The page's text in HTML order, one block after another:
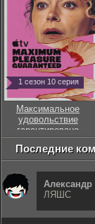
1 сезон 10 серия
Максимальное
удовольствие
гарантировано
Последние
Александр
ЛЯШС